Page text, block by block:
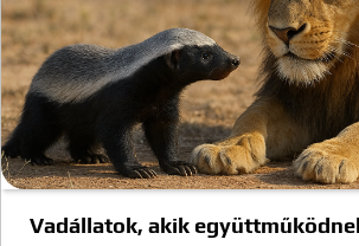
Vadállatok, akik